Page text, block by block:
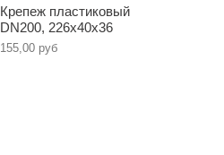
Крепеж пластиковый
DN200, 226х40х36
155,00 руб